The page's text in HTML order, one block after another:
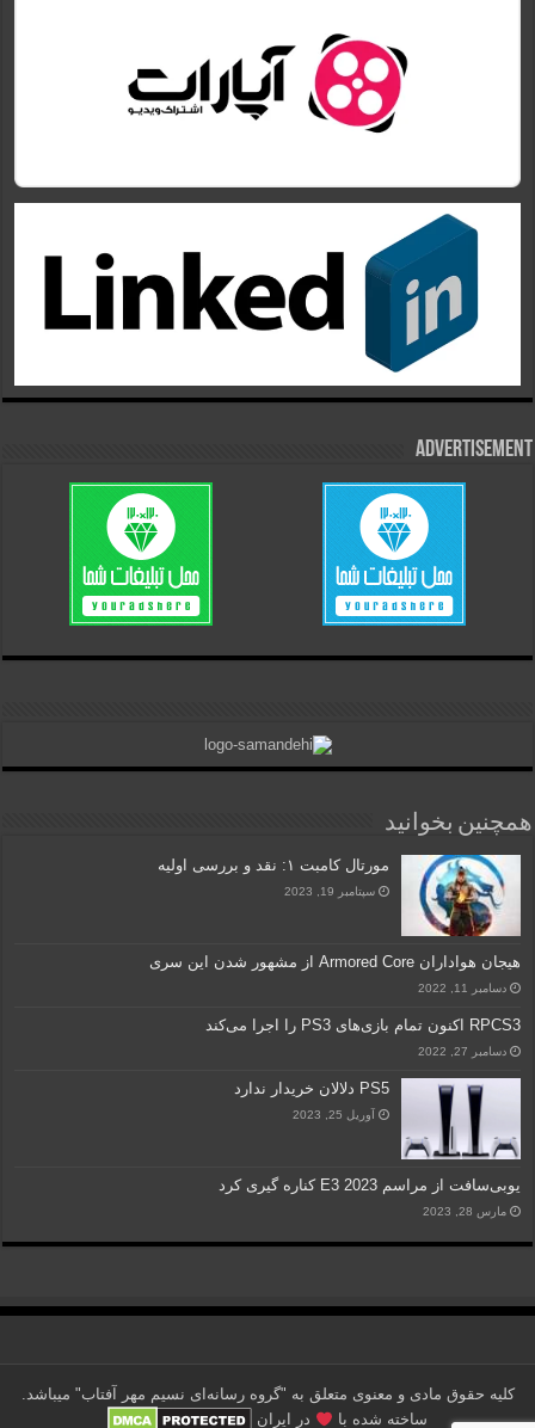
Advertisement
همچنین بخوانید
مورتال کامبت ۱: نقد و بررسی اولیه
سپتامبر 19, 2023
هیجان هواداران Armored Core از مشهور شدن این سری
دسامبر 11, 2022
RPCS3 اکنون تمام بازی‌های PS3 را اجرا می‌کند
دسامبر 27, 2022
PS5 دلالان خریدار ندارد
آوریل 25, 2023
یوبی‌سافت از مراسم E3 2023 کناره گیری کرد
مارس 28, 2023
کلیه حقوق مادی و معنوی متعلق به "گروه رسانه‌ای نسیم مهر آفتاب" می‎باشد.
ساخته شده با
در ایران